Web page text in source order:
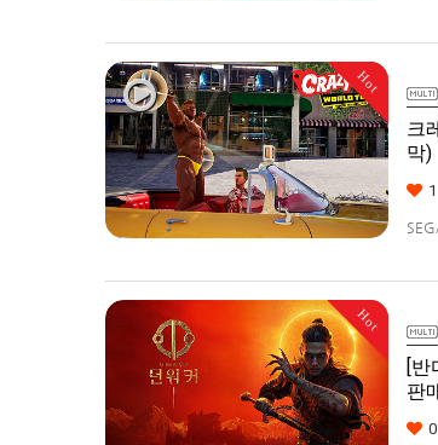
Hot
크
막)
1
Hot
[반
판
0